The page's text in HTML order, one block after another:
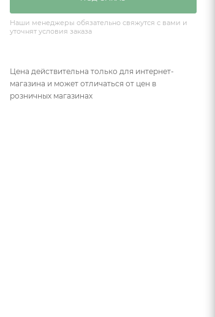
Наши менеджеры обязательно свяжутся с вами и
уточнят условия заказа
Цена действительна только для интернет-
магазина и может отличаться от цен в
розничных магазинах